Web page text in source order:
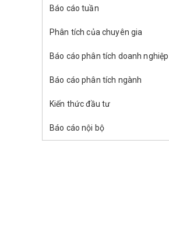
Báo cáo tuần
Phân tích của chuyên gia
Báo cáo phân tích doanh nghiệp
Báo cáo phân tích ngành
Kiến thức đầu tư
Báo cáo nội bộ